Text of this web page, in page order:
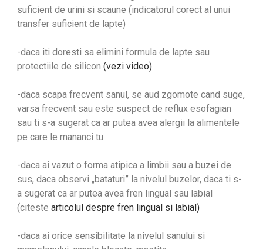
suficient de urini si scaune (indicatorul corect al unui
transfer suficient de lapte)
-daca iti doresti sa elimini formula de lapte sau
protectiile de silicon (vezi video)
-daca scapa frecvent sanul, se aud zgomote cand suge,
varsa frecvent sau este suspect de reflux esofagian
sau ti s-a sugerat ca ar putea avea alergii la alimentele
pe care le mananci tu
-daca ai vazut o forma atipica a limbii sau a buzei de
sus, daca observi „bataturi” la nivelul buzelor, daca ti s-
a sugerat ca ar putea avea fren lingual sau labial
(citeste articolul despre fren lingual si labial)
-daca ai orice sensibilitate la nivelul sanului si